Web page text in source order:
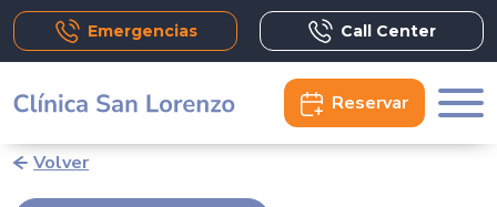
Emergencias Call Center
Reservar
Volver